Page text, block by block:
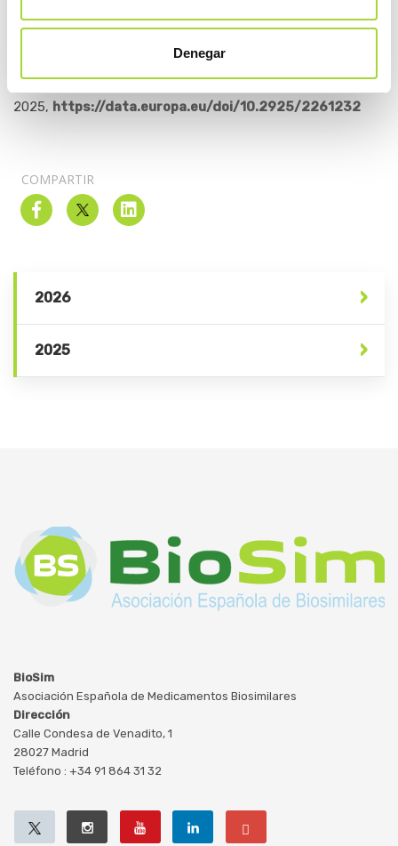
Denegar
biosimilars in a multistakeholder approach – AUGMENT
biosimilars – Final study report, Publications Office of the
European Union,
2025, https://data.europa.eu/doi/10.2925/2261232
COMPARTIR
2026
2025
BioSim
Asociación Española de Medicamentos Biosimilares
Dirección
Calle Condesa de Venadito, 1
28027 Madrid
Teléfono : +34 91 864 31 32